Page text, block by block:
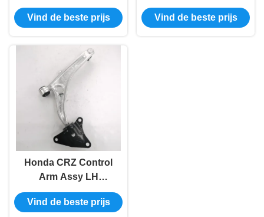
51360-Sda-A03
Vervanging
Vind de beste prijs
Achterste ophanging
RH 51350-SDA-A03
Vind de beste prijs
Honda CRZ Control
Arm Assy LH
Voorwiel 51360-SZT-
H04
Vind de beste prijs